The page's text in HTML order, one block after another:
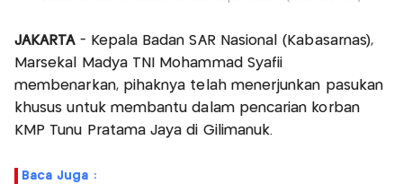
JAKARTA - Kepala Badan SAR Nasional (Kabasarnas),
Marsekal Madya TNI Mohammad Syafii
membenarkan, pihaknya telah menerjunkan pasukan
khusus untuk membantu dalam pencarian korban
KMP Tunu Pratama Jaya di Gilimanuk.
Baca Juga :